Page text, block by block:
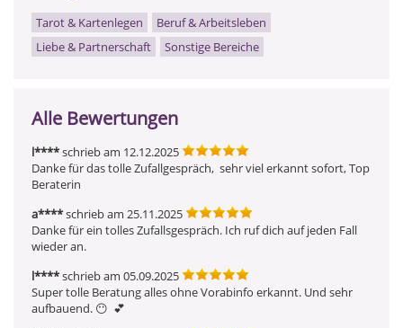
Tarot & Kartenlegen
Beruf & Arbeitsleben
Liebe & Partnerschaft
Sonstige Bereiche
Alle Bewertungen
l****schrieb am 12.12.2025
Danke für das tolle Zufallgespräch,  sehr viel erkannt sofort, Top
Beraterin
a****schrieb am 25.11.2025
Danke für ein tolles Zufallsgespräch. Ich ruf dich auf jeden Fall
wieder an.
l****schrieb am 05.09.2025
Super tolle Beratung alles ohne Vorabinfo erkannt. Und sehr
aufbauend. 😶  💕